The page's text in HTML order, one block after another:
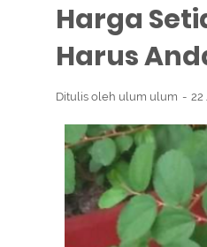
Harga
Harus
Ditulis oleh ulum ulum 22